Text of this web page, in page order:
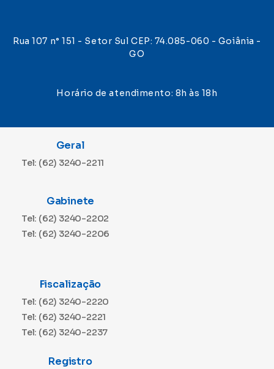
Rua 107 n° 151 - Setor Sul CEP: 74.085-060 - Goiânia -
GO
Horário de atendimento: 8h às 18h
Geral
Tel: (62) 3240-2211
Gabinete
Tel: (62) 3240-2202
Tel: (62) 3240-2206
Fiscalização
Tel: (62) 3240-2220
Tel: (62) 3240-2221
Tel: (62) 3240-2237
Registro